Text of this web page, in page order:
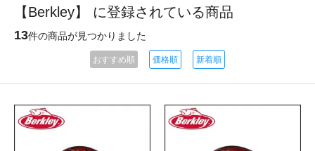
【Berkley】 に登録されている商品
13件の商品が見つかりました
おすすめ順 価格順 新着順